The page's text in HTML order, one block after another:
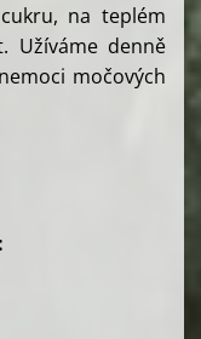
na teplém
Užíváme denně
močových